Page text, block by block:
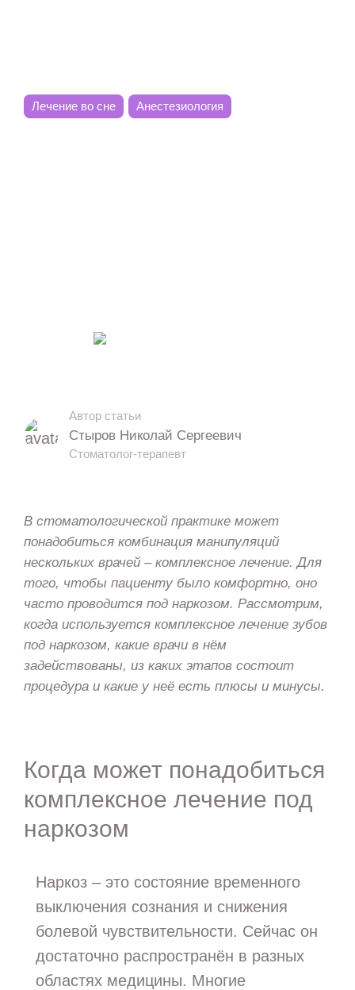
Лечение во сне Анестезиология
Автор статьи
Стыров Николай Сергеевич
Стоматолог-терапевт
В стоматологической практике может
понадобиться комбинация манипуляций
нескольких врачей – комплексное лечение. Для
того, чтобы пациенту было комфортно, оно
часто проводится под наркозом. Рассмотрим,
когда используется комплексное лечение зубов
под наркозом, какие врачи в нём
задействованы, из каких этапов состоит
процедура и какие у неё есть плюсы и минусы.
Когда может понадобиться
комплексное лечение под
наркозом
Наркоз – это состояние временного
выключения сознания и снижения
болевой чувствительности. Сейчас он
достаточно распространён в разных
областях медицины. Многие